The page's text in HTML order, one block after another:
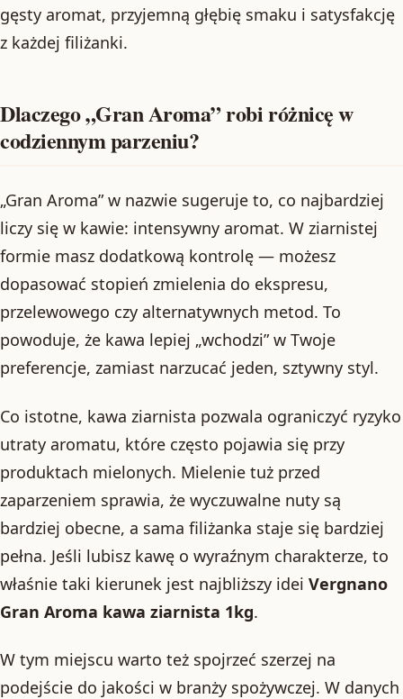
gęsty aromat, przyjemną głębię smaku i satysfakcję
z każdej filiżanki.
Dlaczego „Gran Aroma” robi różnicę w
codziennym parzeniu?
„Gran Aroma” w nazwie sugeruje to, co najbardziej
liczy się w kawie: intensywny aromat. W ziarnistej
formie masz dodatkową kontrolę — możesz
dopasować stopień zmielenia do ekspresu,
przelewowego czy alternatywnych metod. To
powoduje, że kawa lepiej „wchodzi” w Twoje
preferencje, zamiast narzucać jeden, sztywny styl.
Co istotne, kawa ziarnista pozwala ograniczyć ryzyko
utraty aromatu, które często pojawia się przy
produktach mielonych. Mielenie tuż przed
zaparzeniem sprawia, że wyczuwalne nuty są
bardziej obecne, a sama filiżanka staje się bardziej
pełna. Jeśli lubisz kawę o wyraźnym charakterze, to
właśnie taki kierunek jest najbliższy idei Vergnano
Gran Aroma kawa ziarnista 1kg.
W tym miejscu warto też spojrzeć szerzej na
podejście do jakości w branży spożywczej. W danych